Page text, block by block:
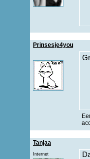
Prinsesje4you
Tanjaa
Internet